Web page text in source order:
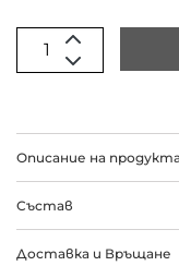
Описание на продукта
Състав
Доставка и Връщане